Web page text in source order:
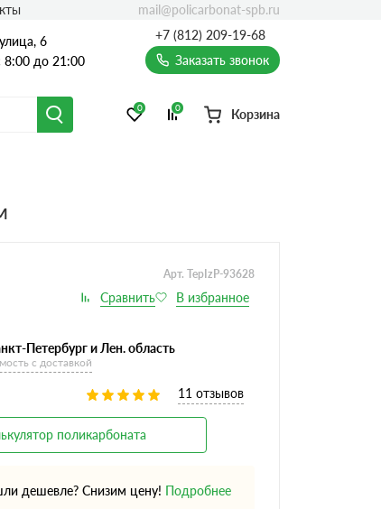
6
8:00 до 21:00
+7 (812) 209-19-68
Заказать звонок
0 0 Корзина
mail@policarbonat-spb.ru
Арт. TepIzP-93628
Петербург и Лен. область
с доставкой
11 отзывов
поликарбоната
дешевле? Снизим цену! Подробнее